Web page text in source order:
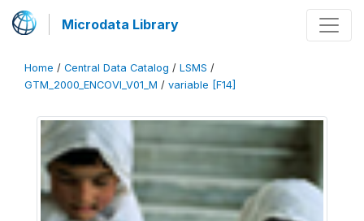
Microdata Library
Home / Central Data Catalog / LSMS /
GTM_2000_ENCOVI_V01_M / variable [F14]